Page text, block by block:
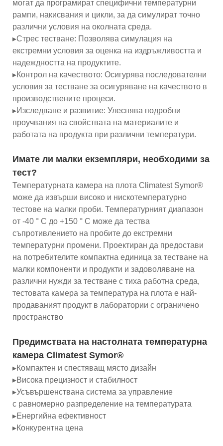
могат да програмират специфични температурни
рампи, накисвания и цикли, за да симулират точно
различни условия на околната среда.
▸Стрес тестване: Позволява симулация на
екстремни условия за оценка на издръжливостта и
надеждността на продуктите.
▸Контрол на качеството: Осигурява последователни
условия за тестване за осигуряване на качеството в
производствените процеси.
▸Изследване и развитие: Улеснява подробни
проучвания на свойствата на материалите и
работата на продукта при различни температури.
Имате ли малки екземпляри, необходими за
тест?
Температурната камера на плота Climatest Symor®
може да извърши високо и нискотемпературно
тестове на малки проби. Температурният диапазон
от -40 ° C до +150 ° C може да тества
съпротивлението на пробите до екстремни
температурни промени. Проектиран да предостави
на потребителите компактна единица за тестване на
малки компоненти и продукти и задоволяване на
различни нужди за тестване с тиха работна среда,
тестовата камера за температура на плота е най-
продаваният продукт в лаборатории с ограничено
пространство
Предимствата на настолната температурна
камера Climatest Symor®
▸Компактен и спестяващ място дизайн
▸Висока прецизност и стабилност
▸Усъвършенствана система за управление
с равномерно разпределение на температурата
▸Енергийна ефективност
▸Конкурентна цена